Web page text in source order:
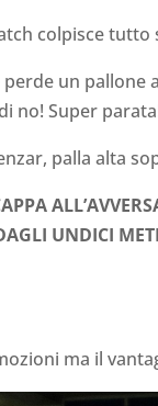
colpisce tutto
perde un
no! Super
palla alta
UNDICI
ma il